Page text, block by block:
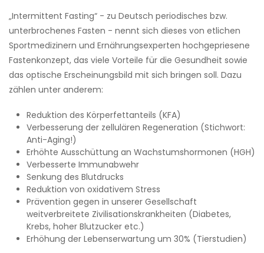
„Intermittent Fasting“ - zu Deutsch periodisches bzw.
unterbrochenes Fasten - nennt sich dieses von etlichen
Sportmedizinern und Ernährungsexperten hochgepriesene
Fastenkonzept, das viele Vorteile für die Gesundheit sowie
das optische Erscheinungsbild mit sich bringen soll. Dazu
zählen unter anderem:
Reduktion des Körperfettanteils (KFA)
Verbesserung der zellulären Regeneration (Stichwort:
Anti-Aging!)
Erhöhte Ausschüttung an Wachstumshormonen (HGH)
Verbesserte Immunabwehr
Senkung des Blutdrucks
Reduktion von oxidativem Stress
Prävention gegen in unserer Gesellschaft
weitverbreitete Zivilisationskrankheiten (Diabetes,
Krebs, hoher Blutzucker etc.)
Erhöhung der Lebenserwartung um 30% (Tierstudien)